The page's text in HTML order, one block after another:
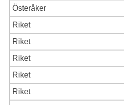
Österåker
Riket
Riket
Riket
Riket
Riket